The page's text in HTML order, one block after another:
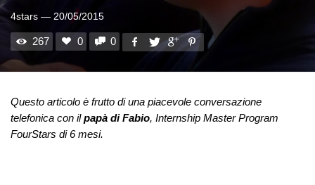
4stars — 20/05/2015
267 0 0
Questo articolo è frutto di una piacevole conversazione
telefonica con ilpapà di Fabio, Internship Master Program
FourStars di 6 mesi.